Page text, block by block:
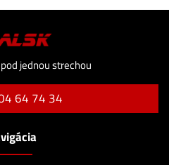
jednou strechou
64 74 34